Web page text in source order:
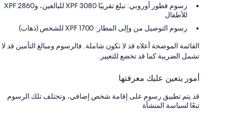
رسوم فطور أوروبي: تبلغ تقريبًا XPF 3080 للبالغين، وXPF 2860
للأطفال
رسوم التوصيل من وإلى المطار: 1700 XPF للشخص (ذهاب)
القائمة الموضحة أعلاه قد لا تكون شاملة. فالرسوم ومبالغ التأمين قد لا
تشمل الضريبة كما قد تخضع للتغيير.
أمور يتعين عليك معرفتها
قد يتم تطبيق رسوم على إقامة شخص إضافي، وتختلف تلك الرسوم
تبعًا لسياسة المنشأة